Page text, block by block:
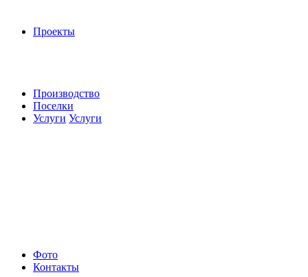
Проекты
Производство
Поселки
Услуги Услуги
Фото
Контакты